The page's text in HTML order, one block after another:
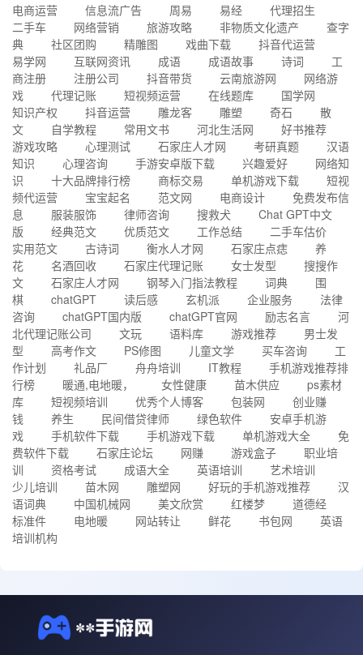
电商运营 信息流广告 周易 易经
代理招生
二手车
网络营销 旅游攻略 非物质文化遗产
查字
典
社区团购 精雕图 戏曲下载
抖音代运营
易学网
互联网资讯 成语 成语故事 诗词
工
商注册
注册公司 抖音带货 云南旅游网
网络游
戏
代理记账 短视频运营 在线题库
国学网
知识产权
抖音运营 雕龙客 雕塑 奇石
散
文
自学教程 常用文书 河北生活网
好书推荐
游戏攻略
心理测试 石家庄人才网 考研真题
汉语
知识
心理咨询 手游安卓版下载 兴趣爱好
网络知
识
十大品牌排行榜 商标交易 单机游戏下载
短视
频代运营
宝宝起名 范文网 电商设计
免费发布信
息
服装服饰 律师咨询 搜救犬
Chat GPT中文
版
经典范文 优质范文 工作总结
二手车估价
实用范文
古诗词 衡水人才网 石家庄点痣
养
花
名酒回收 石家庄代理记账 女士发型
搜搜作
文
石家庄人才网 钢琴入门指法教程 词典
围
棋
chatGPT 读后感 玄机派 企业服务
法律
咨询
chatGPT国内版 chatGPT官网 励志名言
河
北代理记账公司
文玩 语料库 游戏推荐
男士发
型
高考作文 PS修图 儿童文学 买车咨询
工
作计划
礼品厂 舟舟培训 IT教程
手机游戏推荐排
行榜
暖通,电地暖， 女性健康 苗木供应
ps素材
库
短视频培训 优秀个人博客 包装网
创业赚
钱
养生 民间借贷律师 绿色软件
安卓手机游
戏
手机软件下载 手机游戏下载 单机游戏大全
免
费软件下载
石家庄论坛 网赚 游戏盒子
职业培
训
资格考试 成语大全 英语培训
艺术培训
少儿培训
苗木网 雕塑网 好玩的手机游戏推荐
汉
语词典
中国机械网 美文欣赏 红楼梦
道德经
标准件
电地暖 网站转让 鲜花 书包网
英语
培训机构